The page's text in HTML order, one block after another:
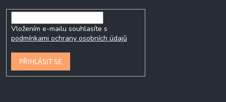
Vložením e-mailu souhlasíte s
podmínkami ochrany osobních údajů
PŘIHLÁSIT SE